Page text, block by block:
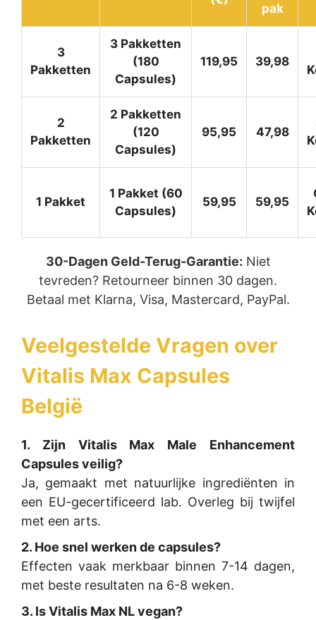
pak
3
Pakketten
3 Pakketten
(180
Capsules)
119,95 39,98
2
Pakketten
2 Pakketten
(120
Capsules)
95,95 47,98
1 Pakket
1 Pakket (60
Capsules)
59,95 59,95
30-Dagen Geld-Terug-Garantie: Niet
tevreden? Retourneer binnen 30 dagen.
Betaal met Klarna, Visa, Mastercard, PayPal.
Veelgestelde Vragen over
Vitalis Max Capsules
België
1. Zijn Vitalis Max Male Enhancement
Capsules veilig?
Ja, gemaakt met natuurlijke ingrediënten in
een EU-gecertificeerd lab. Overleg bij twijfel
met een arts.
2. Hoe snel werken de capsules?
Effecten vaak merkbaar binnen 7-14 dagen,
met beste resultaten na 6-8 weken.
3. Is Vitalis Max NL vegan?